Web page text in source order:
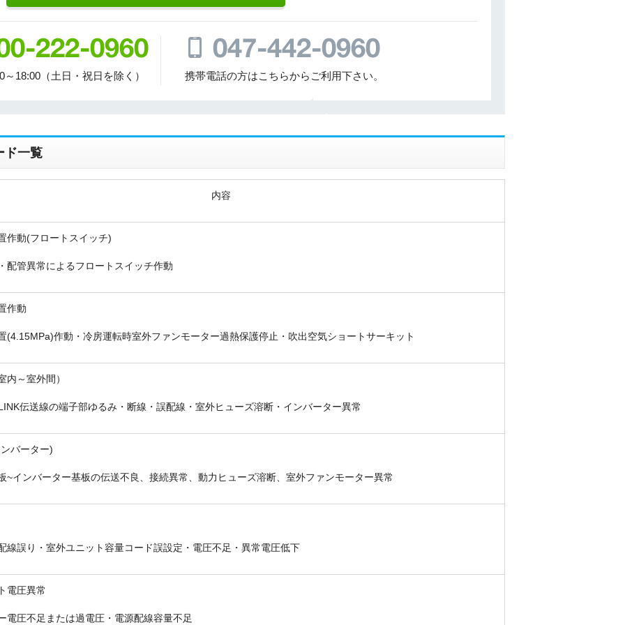
18:00（土日・祝日を除く） 携帯電話の方はこちらからご利用下さい。
ド一覧
内容
作動(フロートスイッチ)
配管異常によるフロートスイッチ作動
作動
(4.15MPa)作動・冷房運転時室外ファンモーター過熱保護停止・吹出空気ショートサーキット
内～室外間）
伝送線の端子部ゆるみ・断線・誤配線・室外ヒューズ溶断・インバーター異常
バーター)
~インバーター基板の伝送不良、接続異常、動力ヒューズ溶断、室外ファンモーター異常
線誤り・室外ユニット容量コード誤設定・電圧不足・異常電圧低下
電圧異常
電圧不足または過電圧・電源配線容量不足
折り返しのご連絡
お電話
メール